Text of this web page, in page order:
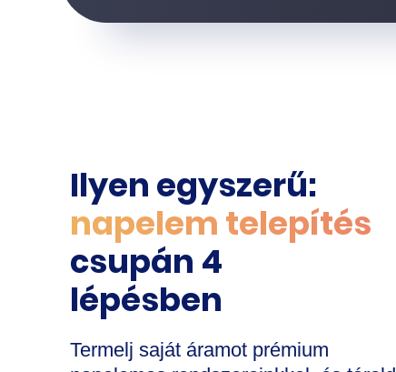
Ilyen egyszerű:
napelem telepítés
csupán 4
lépésben
Termelj saját áramot prémium